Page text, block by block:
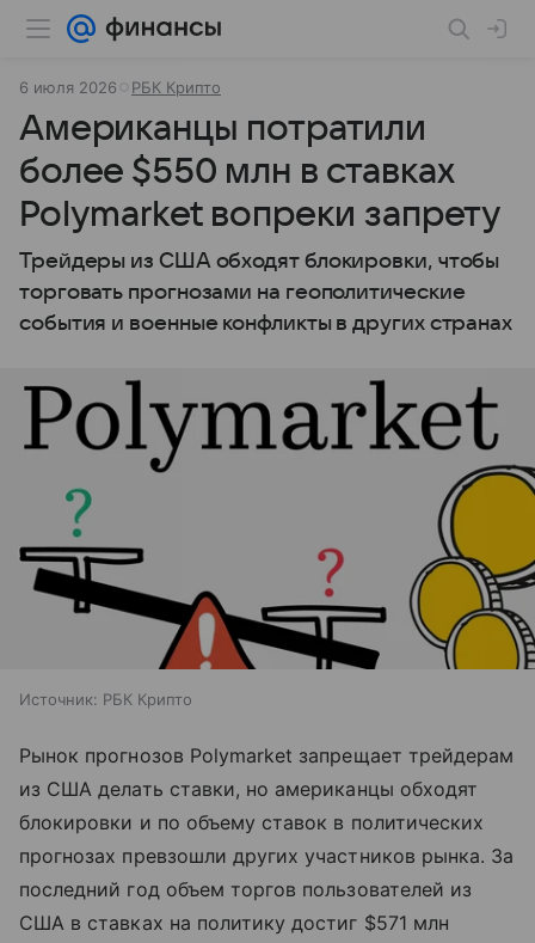
6 июля 2026 РБК Крипто
Американцы потратили
более $550 млн в ставках
Polymarket вопреки запрету
Трейдеры из США обходят блокировки, чтобы
торговать прогнозами на геополитические
события и военные конфликты в других странах
Источник: РБК Крипто
Рынок прогнозов Polymarket запрещает трейдерам
из США делать ставки, но американцы обходят
блокировки и по объему ставок в политических
прогнозах превзошли других участников рынка. За
последний год объем торгов пользователей из
США в ставках на политику достиг $571 млн